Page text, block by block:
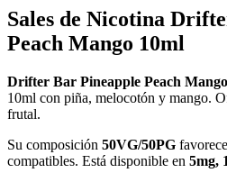
Sales de Nicotina
Peach Mango 10ml
Drifter Bar Pineapple Peach Mango
10ml con piña, melocotón y mango.
frutal.
Su composición 50VG/50PG
compatibles. Está disponible en 5mg,